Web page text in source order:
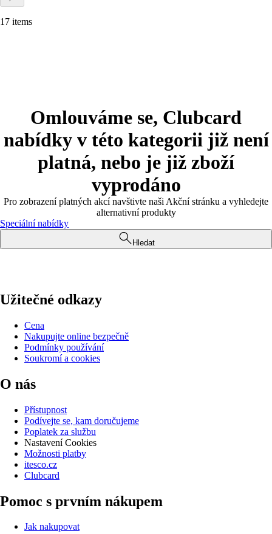
17 items
Omlouváme se, Clubcard
nabídky v této kategorii již není
platná, nebo je již zboží
vyprodáno
Pro zobrazení platných akcí navštivte naši Akční stránku a vyhledejte
alternativní produkty
Speciální nabídky
Hledat
Užitečné odkazy
Cena
Nakupujte online bezpečně
Podmínky používání
Soukromí a cookies
O nás
Přístupnost
Podívejte se, kam doručujeme
Poplatek za službu
Nastavení Cookies
Možnosti platby
itesco.cz
Clubcard
Pomoc s prvním nákupem
Jak nakupovat